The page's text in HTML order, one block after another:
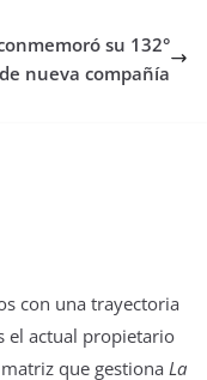
su 132°
nueva compañía
con una trayectoria
el actual propietario
que gestionaLa